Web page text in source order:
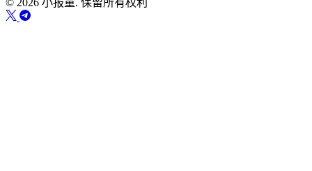
© 2026 小报童. 保留所有权利